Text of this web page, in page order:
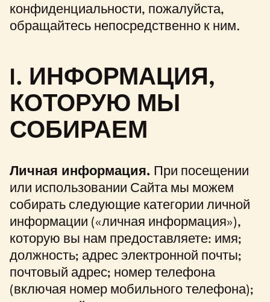
конфиденциальности, пожалуйста,
обращайтесь непосредственно к ним.
I. ИНФОРМАЦИЯ,
КОТОРУЮ МЫ
СОБИРАЕМ
Личная информация. При посещении
или использовании Сайта мы можем
собирать следующие категории личной
информации («личная информация»),
которую вы нам предоставляете: имя;
должность; адрес электронной почты;
почтовый адрес; номер телефона
(включая номер мобильного телефона);